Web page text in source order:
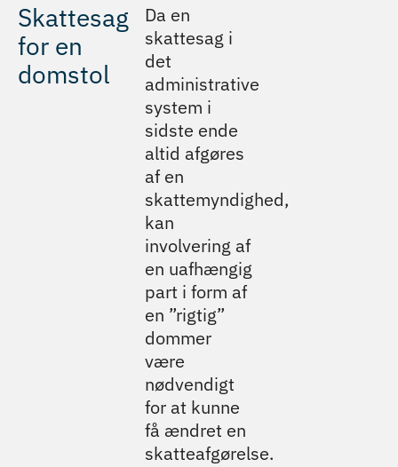
Skattesag
for en
domstol
Da en
skattesag i
det
administrative
system i
sidste ende
altid afgøres
af en
skattemyndighed,
kan
involvering af
en uafhængig
part i form af
en ”rigtig”
dommer
være
nødvendigt
for at kunne
få ændret en
skatteafgørelse.